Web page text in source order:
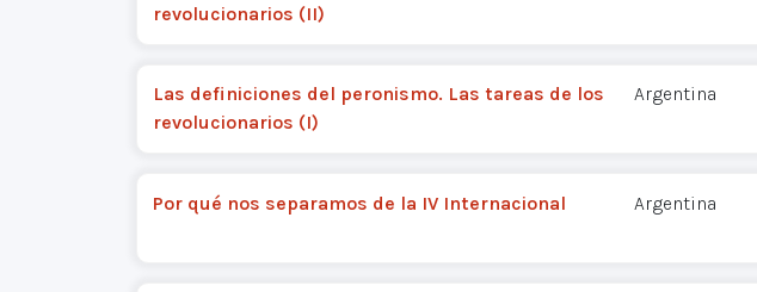
revolucionarios (II)
Las definiciones del peronismo. Las tareas de los
revolucionarios (I)
Argentina
Por qué nos separamos de la IV Internacional Argentina